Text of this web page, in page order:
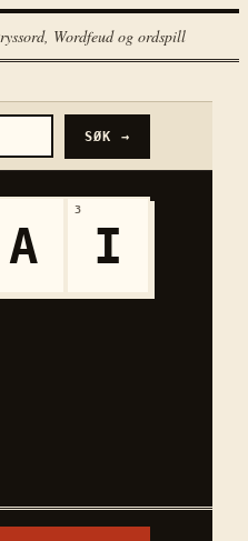
Wordfeud og ordspill
SØK →
A
3
I